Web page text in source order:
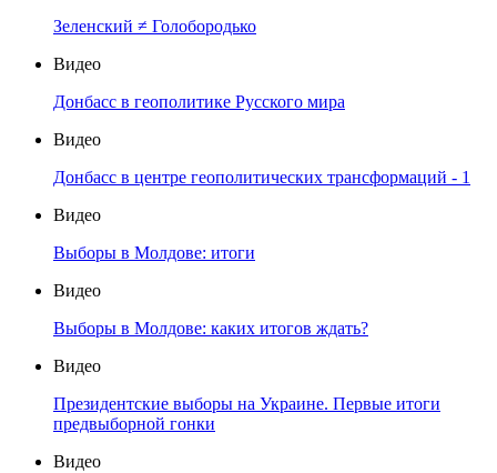
Зеленский ≠ Голобородько
Видео
Донбасс в геополитике Русского мира
Видео
Донбасс в центре геополитических трансформаций - 1
Видео
Выборы в Молдове: итоги
Видео
Выборы в Молдове: каких итогов ждать?
Видео
Президентские выборы на Украине. Первые итоги
предвыборной гонки
Видео